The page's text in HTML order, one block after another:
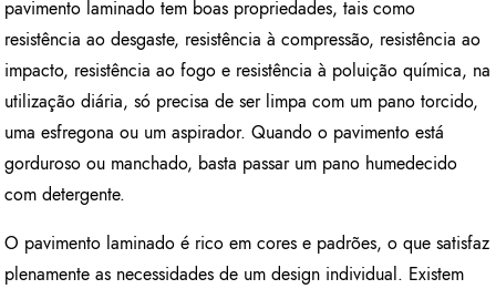
pavimento laminado tem boas propriedades, tais como
resistência ao desgaste, resistência à compressão, resistência ao
impacto, resistência ao fogo e resistência à poluição química, na
utilização diária, só precisa de ser limpa com um pano torcido,
uma esfregona ou um aspirador. Quando o pavimento está
gorduroso ou manchado, basta passar um pano humedecido
com detergente.
O pavimento laminado é rico em cores e padrões, o que satisfaz
plenamente as necessidades de um design individual. Existem